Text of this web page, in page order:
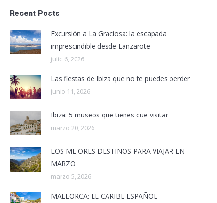
Recent Posts
Excursión a La Graciosa: la escapada
imprescindible desde Lanzarote
julio 6, 2026
Las fiestas de Ibiza que no te puedes perder
junio 11, 2026
Ibiza: 5 museos que tienes que visitar
marzo 20, 2026
LOS MEJORES DESTINOS PARA VIAJAR EN
MARZO
marzo 5, 2026
MALLORCA: EL CARIBE ESPAÑOL